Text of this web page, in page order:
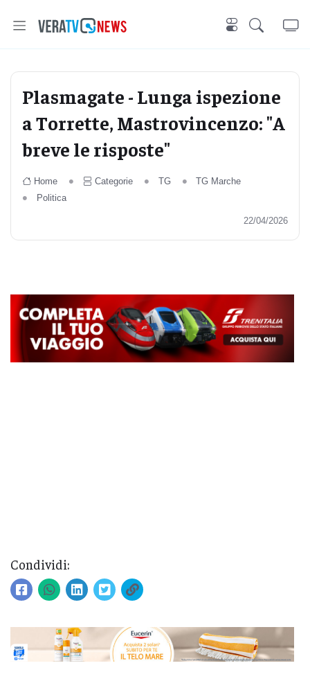
Plasmagate - Lunga ispezione
a Torrette, Mastrovincenzo: "A
breve le risposte"
Home Categorie TG
TG Marche
Politica
22/04/2026
Condividi: